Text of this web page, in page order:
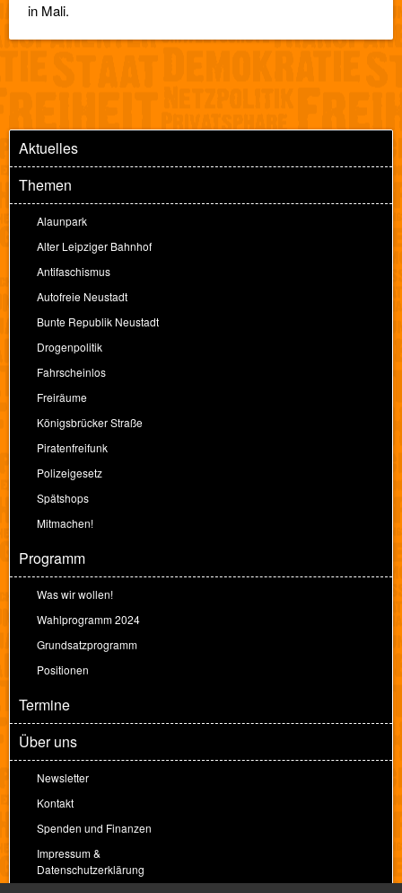
in Mali.
Aktuelles
Themen
Alaunpark
Alter Leipziger Bahnhof
Antifaschismus
Autofreie Neustadt
Bunte Republik Neustadt
Drogenpolitik
Fahrscheinlos
Freiräume
Königsbrücker Straße
Piratenfreifunk
Polizeigesetz
Spätshops
Mitmachen!
Programm
Was wir wollen!
Wahlprogramm 2024
Grundsatzprogramm
Positionen
Termine
Über uns
Newsletter
Kontakt
Spenden und Finanzen
Impressum &
Datenschutzerklärung